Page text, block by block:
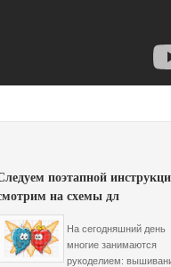
поэтапной
на схемы дл
На сегодняшний день
многие занимаются
рукоделием: